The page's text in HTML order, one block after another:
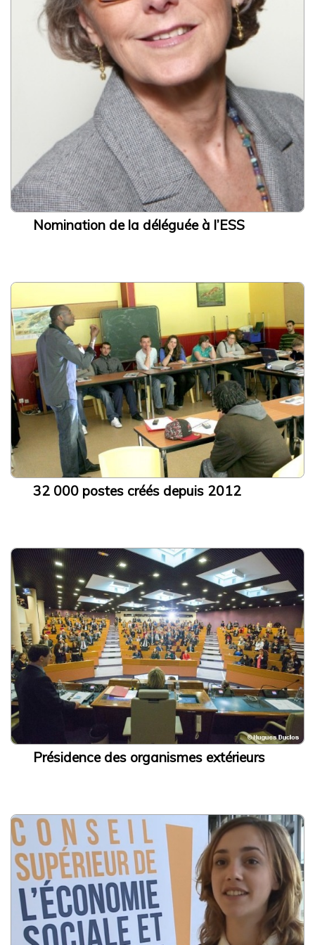
Nomination de la déléguée à l’ESS
32 000 postes créés depuis 2012
Présidence des organismes extérieurs
Proposer un article à publier
Mentions légales
Politique de confidentialité
Les ressources
3 rue de Vincennes,
93100 Montreuil
Rechercher sur le site
Rechercher un article, un événement, un document, ...
Search
for: